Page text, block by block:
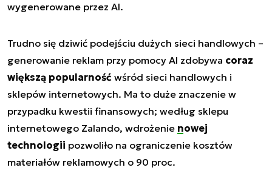
wygenerowane przez AI.
Trudno się dziwić podejściu dużych sieci handlowych –
generowanie reklam przy pomocy AI zdobywa coraz
większą popularność wśród sieci handlowych i
sklepów internetowych. Ma to duże znaczenie w
przypadku kwestii finansowych; według sklepu
internetowego Zalando, wdrożenie nowej
technologii pozwoliło na ograniczenie kosztów
materiałów reklamowych o 90 proc.